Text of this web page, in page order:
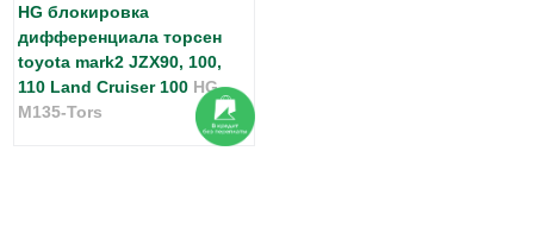
HG блокировка
дифференциала торсен
toyota mark2 JZX90, 100,
110 Land Cruiser 100 HG-
M135-Tors